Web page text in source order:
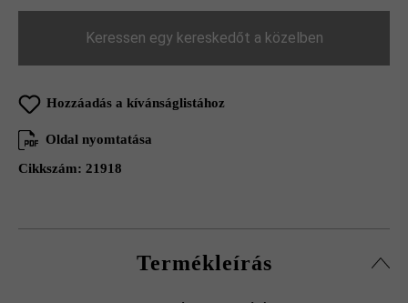
Keressen egy kereskedőt a közelben
Hozzáadás a kívánságlistához
Oldal nyomtatása
Cikkszám: 21918
Termékleírás